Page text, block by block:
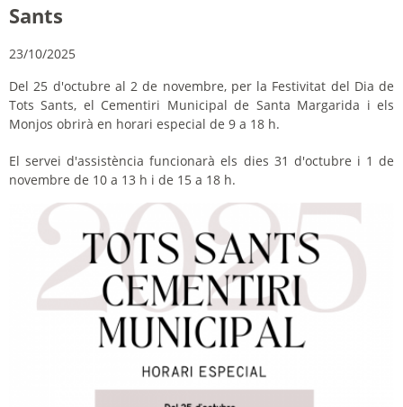
Sants
23/10/2025
Del 25 d'octubre al 2 de novembre, per la Festivitat del Dia de
Tots Sants, el Cementiri Municipal de Santa Margarida i els
Monjos obrirà en horari especial de 9 a 18 h.
El servei d'assistència funcionarà els dies 31 d'octubre i 1 de
novembre de 10 a 13 h i de 15 a 18 h.